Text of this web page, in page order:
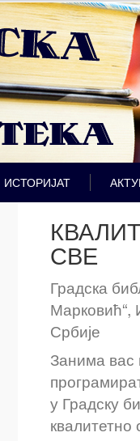
ИСТОРИЈАТ
СВЕ
Градска
Марковић“,
Србије
Занима вас
у Градску